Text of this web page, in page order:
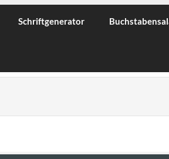
Schriftgenerator